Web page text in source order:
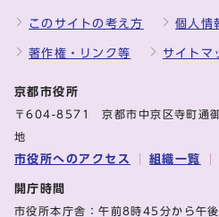
このサイトの考え方 個人情
著作権・リンク等 サイトマ
京都市役所
〒604-8571 京都市中京区寺町通
地
市役所へのアクセス 組織一覧
開庁時間
市役所本庁舎：午前8時45分から午